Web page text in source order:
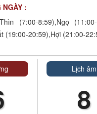
NGÀY :
(7:00-8:59),Ngọ
(19:00-20:59),Hợi (21:00-
Lịch âm
8